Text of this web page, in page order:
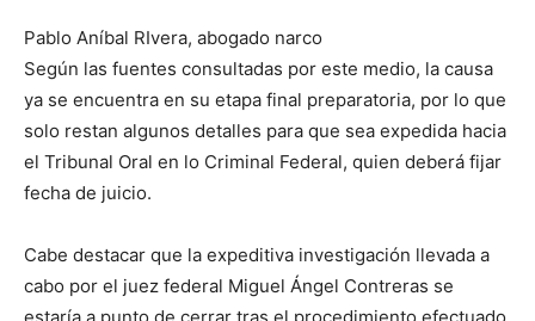
Pablo Aníbal RIvera, abogado narco
Según las fuentes consultadas por este medio, la causa
ya se encuentra en su etapa final preparatoria, por lo que
solo restan algunos detalles para que sea expedida hacia
el Tribunal Oral en lo Criminal Federal, quien deberá fijar
fecha de juicio.
Cabe destacar que la expeditiva investigación llevada a
cabo por el juez federal Miguel Ángel Contreras se